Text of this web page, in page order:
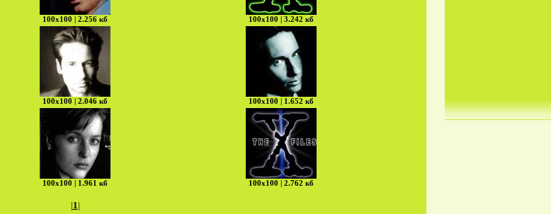
100х100 | 2.256 кб 100х100 | 3.242 кб
100х100 | 2.046 кб 100х100 | 1.652 кб
100х100 | 1.961 кб 100х100 | 2.762 кб
|1|